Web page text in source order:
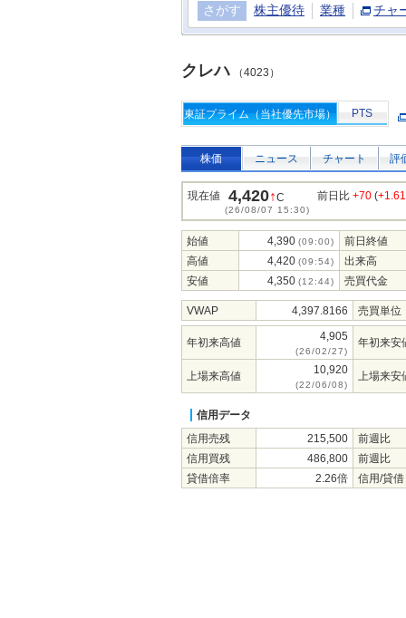
さがす 株主優待 業種 チャ
クレハ （4023）
東証プライム（当社優先市場） PTS
株価 ニュース チャート 評
現在値 4,420↑C
(26/08/07 15:30)
前日比 +70 (
始値 4,390 (09:00)
前日終値
高値
4,420 (09:54)
出来高
安値
4,350 (12:44) 売買代金
VWAP 4,397.8166 売買単位
年初来高値 4,905
(26/02/27)
年初来安
上場来高値 10,920
(22/06/08)
上場来安
信用データ
信用売残
215,500
前週比
信用買残
486,800
前週比
貸借倍率
2.26倍 信用/貸借